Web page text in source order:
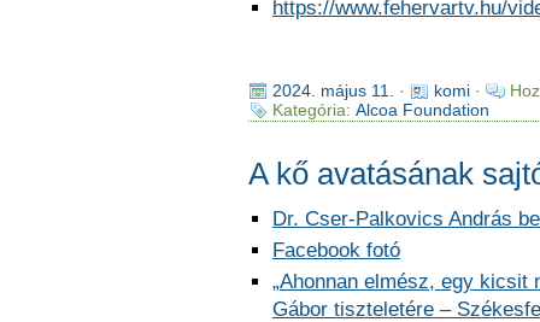
https://www.fehervartv.hu/
2024. május 11. · komi·
Kategória: Alcoa Foundation
A kő avatásának
Dr. Cser-Palkovics András
Facebook fotó
„Ahonnan elmész, egy kicsit
Gábor tiszteletére –